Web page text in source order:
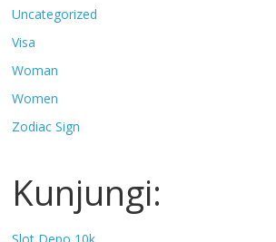
Uncategorized
Visa
Woman
Women
Zodiac Sign
Kunjungi: